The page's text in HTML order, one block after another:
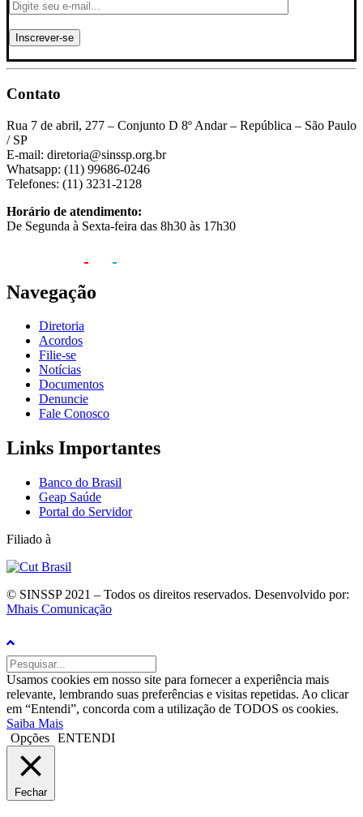
Contato
Rua 7 de abril, 277 – Conjunto D 8º Andar – República – São Paulo
/ SP
E-mail: diretoria@sinssp.org.br
Whatsapp: (11) 99686-0246
Telefones: (11) 3231-2128
Horário de atendimento:
De Segunda à Sexta-feira das 8h30 às 17h30
Navegação
Diretoria
Acordos
Filie-se
Notícias
Documentos
Denuncie
Fale Conosco
Links Importantes
Banco do Brasil
Geap Saúde
Portal do Servidor
Filiado à
© SINSSP 2021 – Todos os direitos reservados. Desenvolvido por:
Mhais Comunicação
Usamos cookies em nosso site para fornecer a experiência mais
relevante, lembrando suas preferências e visitas repetidas. Ao clicar
em “Entendi”, concorda com a utilização de TODOS os cookies.
Saiba Mais
Opções ENTENDI
Fechar